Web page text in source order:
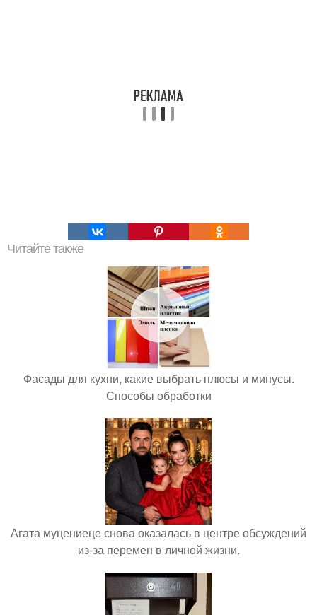
Читайте также
Фасады для кухни, какие выбрать плюсы и минусы.
Способы обработки
Агата муцениеце снова оказалась в центре обсуждений
из-за перемен в личной жизни.